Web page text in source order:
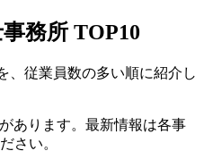
務所 TOP10
、従業員数の多い順に紹介し
あります。最新情報は各事
さい。